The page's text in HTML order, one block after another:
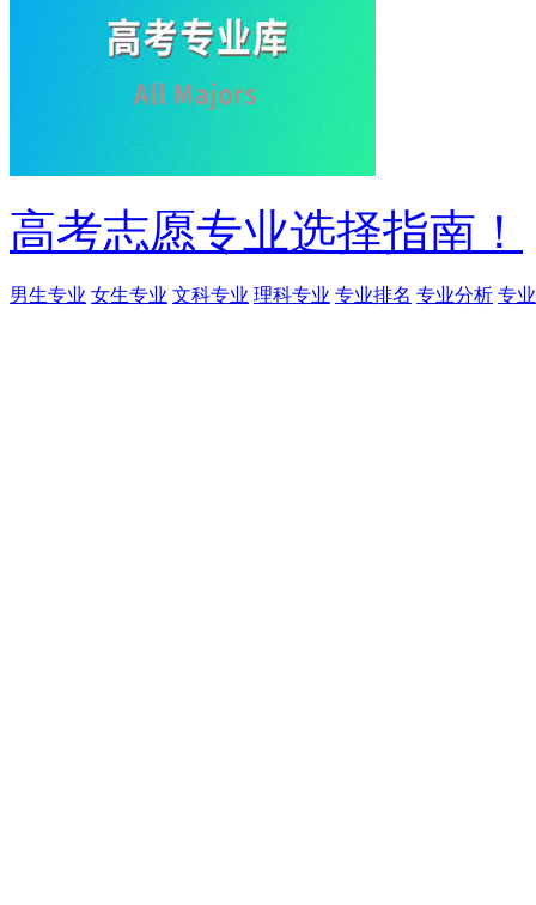
高考志愿专业选择指南！
男生专业 女生专业 文科专业 理科专业 专业排名 专业分析 专